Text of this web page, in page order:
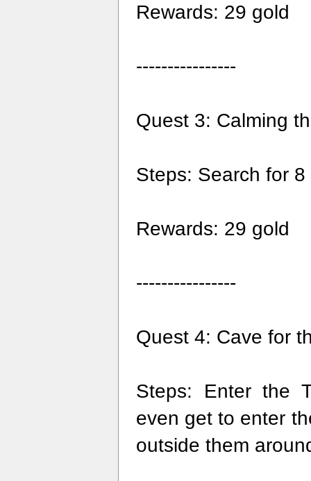
Rewards: 29 gold
----------------
Quest 3: Calming
Steps: Search for
Rewards: 29 gold
----------------
Quest 4: Cave for
Steps: Enter the
even get to enter
outside them